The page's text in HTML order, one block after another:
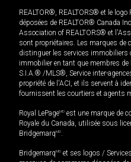
REALTOR®, REALTORS® et le
déposées de REALTOR® Canada
Association of REALTORS® et
sont propriétaires. Les marques de
distinguer les services immobiliers
immobilier en tant que membres
S.I.A.® /MLS®, Service inter-
propriété de l'ACI, et ils servent à
fournissent les courtiers et agents
Royal LePageMD est une marque de
Royale du Canada, utilisée sous
BridgemarqMD.
BridgemarqMD et ses logos /